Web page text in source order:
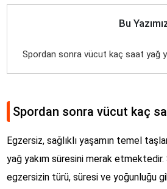
Bu
Spordan sonra vücut kaç saat yağ
Spordan sonra vücut kaç
Egzersiz, sağlıklı yaşamın temel
yağ yakım süresini merak
egzersizin türü, süresi ve yoğunluğu